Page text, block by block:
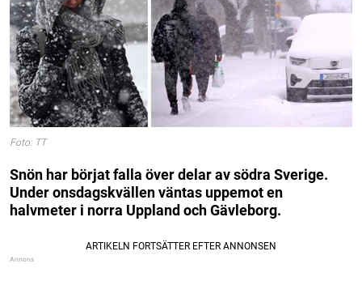
Foto: TT
Snön har börjat falla över delar av södra Sverige.
Under onsdagskvällen väntas uppemot en
halvmeter i norra Uppland och Gävleborg.